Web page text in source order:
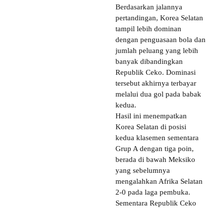
Berdasarkan jalannya
pertandingan, Korea Selatan
tampil lebih dominan
dengan penguasaan bola dan
jumlah peluang yang lebih
banyak dibandingkan
Republik Ceko. Dominasi
tersebut akhirnya terbayar
melalui dua gol pada babak
kedua.
Hasil ini menempatkan
Korea Selatan di posisi
kedua klasemen sementara
Grup A dengan tiga poin,
berada di bawah Meksiko
yang sebelumnya
mengalahkan Afrika Selatan
2-0 pada laga pembuka.
Sementara Republik Ceko